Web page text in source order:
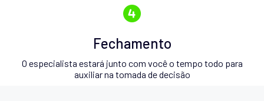
Fechamento
O especialista estará junto com você o tempo todo para
auxiliar na tomada de decisão